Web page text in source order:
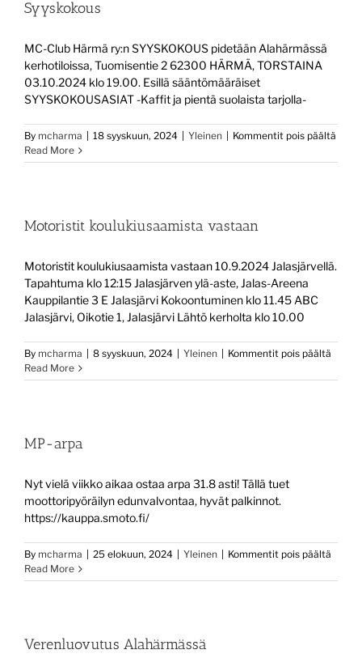
Syyskokous
MC-Club Härmä ry:n SYYSKOKOUS pidetään Alahärmässä
kerhotiloissa, Tuomisentie 2 62300 HÄRMÄ, TORSTAINA
03.10.2024 klo 19.00. Esillä sääntömääräiset
SYYSKOKOUSASIAT -Kaffit ja pientä suolaista tarjolla-
By mcharma 18 syyskuun, 2024 Yleinen Kommentit pois päältä
Read More
Motoristit koulukiusaamista vastaan
Motoristit koulukiusaamista vastaan 10.9.2024 Jalasjärvellä.
Tapahtuma klo 12:15 Jalasjärven ylä-aste, Jalas-Areena
Kauppilantie 3 E Jalasjärvi Kokoontuminen klo 11.45 ABC
Jalasjärvi, Oikotie 1, Jalasjärvi Lähtö kerholta klo 10.00
By mcharma 8 syyskuun, 2024 Yleinen Kommentit pois päältä
Read More
MP-arpa
Nyt vielä viikko aikaa ostaa arpa 31.8 asti! Tällä tuet
moottoripyöräilyn edunvalvontaa, hyvät palkinnot.
https://kauppa.smoto.fi/
By mcharma 25 elokuun, 2024 Yleinen Kommentit pois päältä
arpa
Read More
Verenluovutus Alahärmässä